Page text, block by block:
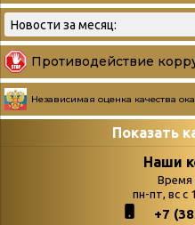
Противодействие
Независимая оценка качества
Показать
Страницы
Наши
Время
пн-пт, вс с
+7